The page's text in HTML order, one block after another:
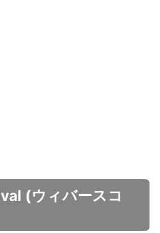
(ウィバースコ